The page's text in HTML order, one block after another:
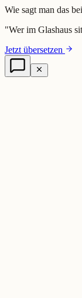
Wie sagt man das
"Wer im Glashaus
Jetzt übersetzen